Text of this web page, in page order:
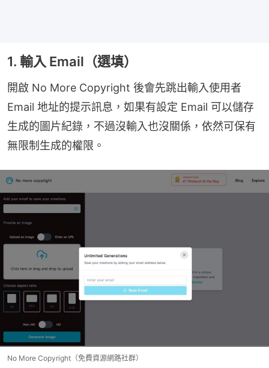
1. 輸入 Email（選填）
開啟 No More Copyright 後會先跳出輸入使用者
Email 地址的提示訊息，如果有設定 Email 可以儲存
生成的圖片紀錄，不過沒輸入也沒關係，依然可保有
無限制生成的權限。
No More Copyright（免費資源網路社群）